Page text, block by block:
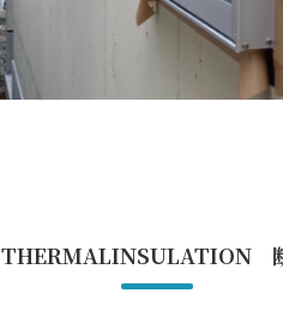
THERMALINSULATION